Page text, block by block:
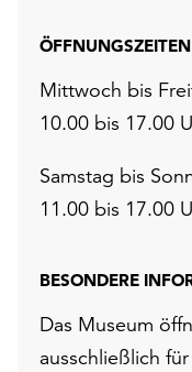
ÖFFNUNGSZEITEN
Mittwoch bis
10.00 bis 17.00
Samstag bis
11.00 bis 17.00
BESONDERE
Das Museum
ausschließlich